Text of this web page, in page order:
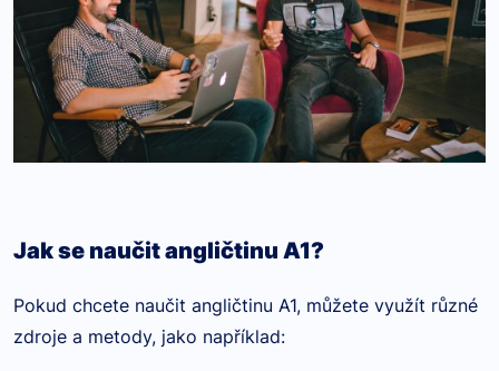
Jak se naučit angličtinu A1?
Pokud chcete naučit angličtinu A1, můžete využít různé
zdroje a metody, jako například: